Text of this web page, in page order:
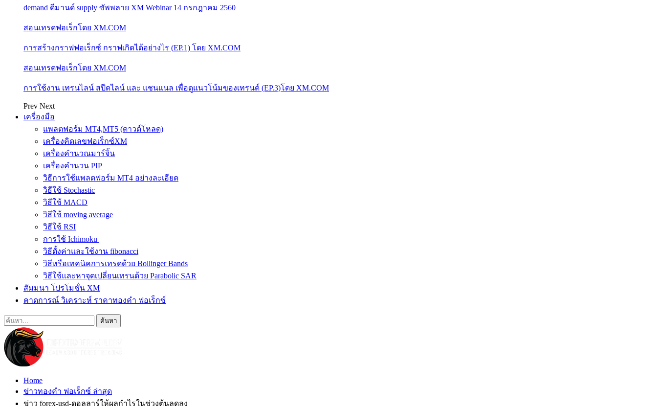
demand ดีมานด์ supply ซัพพลาย XM Webinar 14 กรกฎาคม 2560
สอนเทรดฟอเร็กโดย XM.COM
การสร้างกราฟฟอเร็กซ์ กราฟเกิดได้อย่างไร (EP.1) โดย XM.COM
สอนเทรดฟอเร็กโดย XM.COM
การใช้งาน เทรนไลน์ สปีดไลน์ และ แชนแนล เพื่อดูแนวโน้มของเทรนด์ (EP.3)โดย XM.COM
Prev Next
เครื่องมือ
แพลตฟอร์ม MT4,MT5 (ดาวด์โหลด)
เครื่องคิดเลขฟอเร็กซ์XM
เครื่องคำนวณมาร์จิ้น
เครื่องคำนวน PIP
วิธีการใช้แพลตฟอร์ม MT4 อย่างละเอียด
วิธีใช้ Stochastic
วิธีใช้ MACD
วิธีใช้ moving average
วิธีใช้ RSI
การใช้ Ichimoku
วิธีตั้งค่าและใช้งาน fibonacci
วิธีหรือเทคนิคการเทรดด้วย Bollinger Bands
วิธีใช้และหาจุดเปลี่ยนเทรนด้วย Parabolic SAR
สัมมนา โปรโมชั่น XM
คาดการณ์ วิเคราะห์ ราคาทองคำ ฟอเร็กซ์
Home
ข่าวทองคำ ฟอเร็กซ์ ล่าสุด
ข่าว forex-usd-ดอลลาร์ให้ผลกำไรในช่วงต้นลดลง